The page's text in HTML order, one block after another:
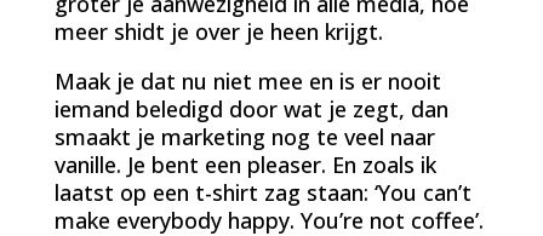
meer shidt je over je heen krijgt.
Maak je dat nu niet mee en is er nooit
iemand beledigd door wat je zegt, dan
smaakt je marketing nog te veel naar
vanille. Je bent een pleaser. En zoals ik
laatst op een t-shirt zag staan: ‘You can’t
make everybody happy. You’re not coffee’.